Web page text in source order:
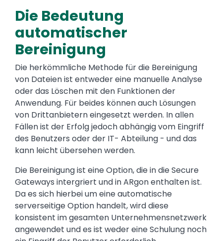
Die Bedeutung
automatischer
Bereinigung
Die herkömmliche Methode für die Bereinigung
von Dateien ist entweder eine manuelle Analyse
oder das Löschen mit den Funktionen der
Anwendung. Für beides können auch Lösungen
von Drittanbietern eingesetzt werden. In allen
Fällen ist der Erfolg jedoch abhängig vom Eingriff
des Benutzers oder der IT- Abteilung - und das
kann leicht übersehen werden.
Die Bereinigung ist eine Option, die in die Secure
Gateways intergriert und in ARgon enthalten ist.
Da es sich hierbei um eine automatische
serverseitige Option handelt, wird diese
konsistent im gesamten Unternehmensnetzwerk
angewendet und es ist weder eine Schulung noch